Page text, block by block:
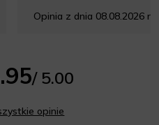
Opinia z dnia 08.08.2026 r.
/ 5.00
opinie